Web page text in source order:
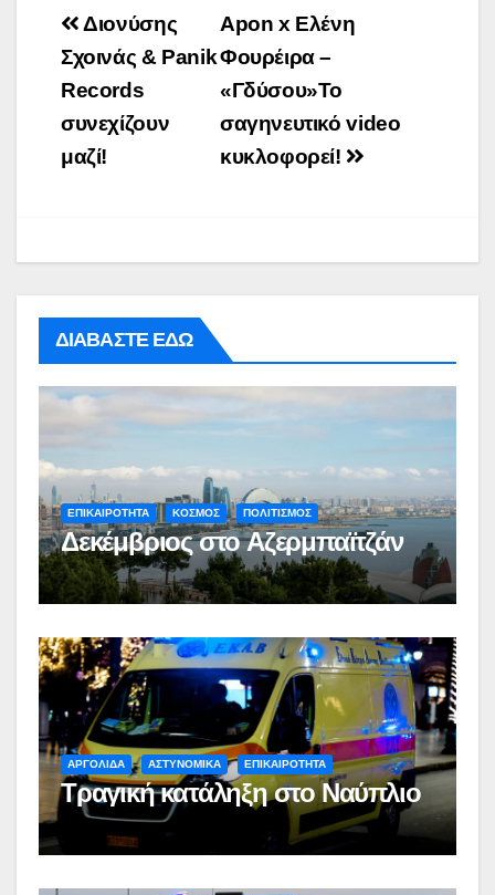
Post
navigation
Apon x Ελένη
Φουρέιρα –
«Γδύσου»Το
σαγηνευτικό video
κυκλοφορεί!
Διονύσης
Σχοινάς & Panik
Records
συνεχίζουν
μαζί!
ΔΙΑΒΑΣΤΕ ΕΔΩ
ΕΠΙΚΑΙΡΟΤΗΤΑ ΚΟΣΜΟΣ ΠΟΛΙΤΙΣΜΟΣ
Δεκέμβριος στο Αζερμπαϊτζάν
ΑΡΓΟΛΙΔΑ ΑΣΤΥΝΟΜΙΚΑ ΕΠΙΚΑΙΡΟΤΗΤΑ
Τραγική κατάληξη στο Ναύπλιο